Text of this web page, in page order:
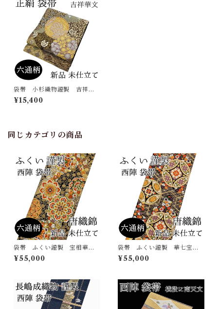
袋帯 小杉織物謹製 吉祥華
文 六通柄 正絹 日本製
未仕立て
¥15,400
同じカテゴリの商品
袋帯 ふくい謹製 宝相華
菊唐草 六通柄 唐織錦 西
陣 正絹 日本製 未仕立
¥55,000
袋帯 ふくい謹製 華七宝
毘沙門亀甲 六通柄 唐織
錦 西陣 正絹 日本製 未
¥55,000